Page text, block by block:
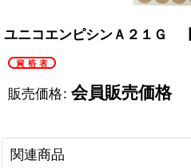
ユニコエンピシンＡ２１Ｇ 【
販売価格: 会員販売価格
関連商品